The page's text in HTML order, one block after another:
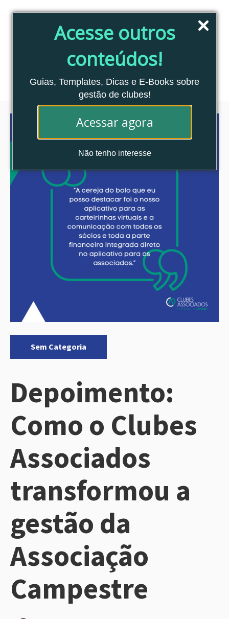
Acesse outros
conteúdos!
Guias, Templates, Dicas e E-Books sobre
gestão de clubes!
Acessar agora
Não tenho interesse
Blog Clubes Associados
Sem Categoria
Depoimento:
Como o Clubes
Associados
transformou a
gestão da
Associação
Campestre